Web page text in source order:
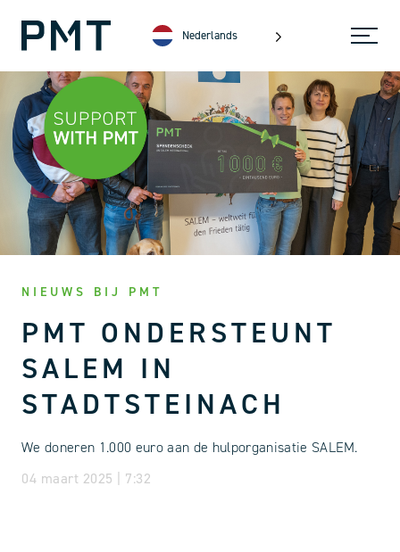
Nederlands
NIEUWS BIJ PMT
PMT ONDERSTEUNT
SALEM IN
STADTSTEINACH
We doneren 1.000 euro aan de hulporganisatie SALEM.
04 maart 2025 | 7:32